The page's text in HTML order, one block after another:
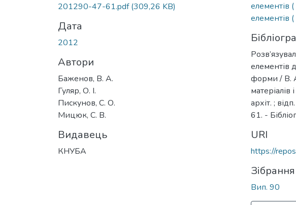
201290-47-61.pdf(309,26 KB)
Дата
2012
Автори
Баженов, В. А.
Гуляр, О. І.
Пискунов, С. О.
Мицюк, С. В.
Видавець
КНУБА
елементів
елементів
елементів
форми / В.
матеріалів
архіт. ;
61. -
URI
https://
Зібрання
Вип. 90